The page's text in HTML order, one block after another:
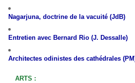
Nagarjuna, doctrine de la vacuité (JdB)
Entretien avec Bernard Rio (J. Dessalle)
Architectes odinistes des cathédrales
ARTS :